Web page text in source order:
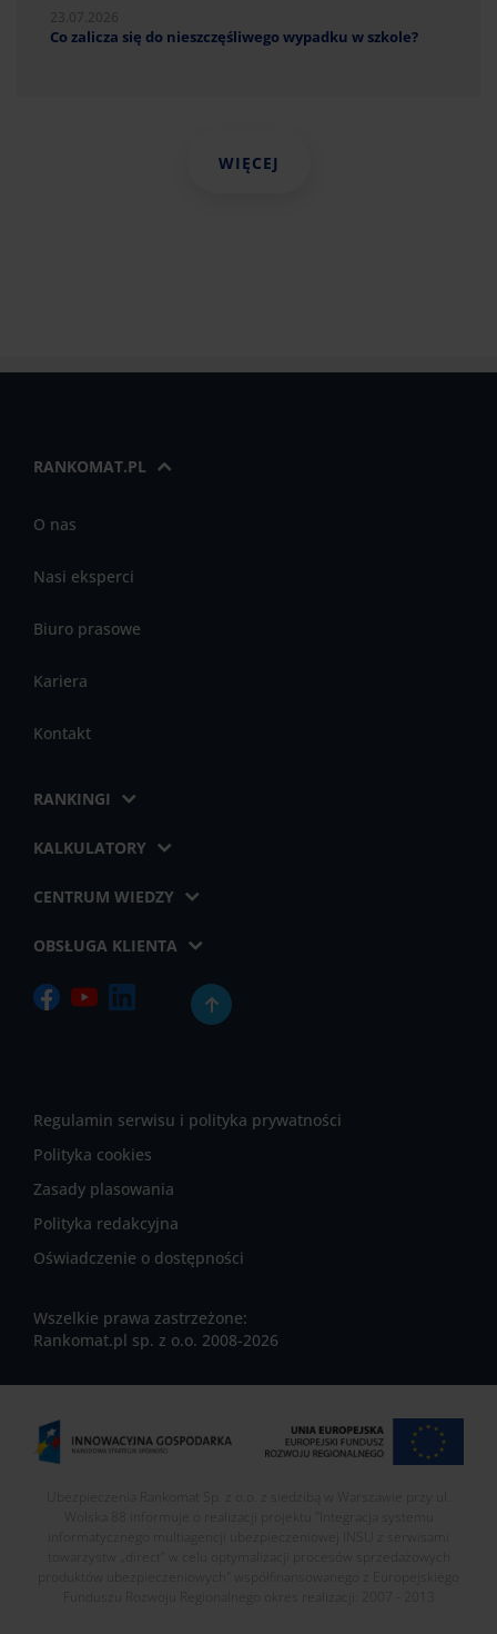
Co zalicza się do nieszczęśliwego wypadku w szkole?
WIĘCEJ
RANKOMAT.PL
O nas
Nasi eksperci
Biuro prasowe
Kariera
Kontakt
RANKINGI
KALKULATORY
CENTRUM WIEDZY
OBSŁUGA KLIENTA
Regulamin serwisu i polityka prywatności
Polityka cookies
Zasady plasowania
Polityka redakcyjna
Oświadczenie o dostępności
Wszelkie prawa zastrzeżone:
Rankomat.pl sp. z o.o. 2008-2026